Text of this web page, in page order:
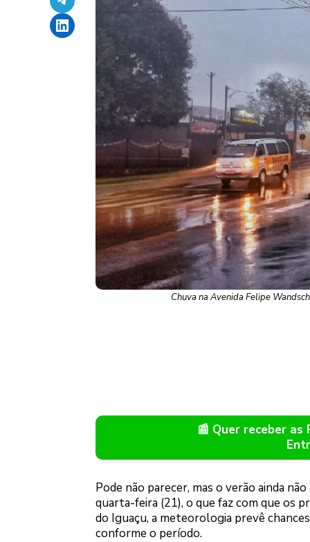
Share on LinkedIn
Chuva na Avenida Felipe
📰 Quer receber as
Pode não parecer, mas o verão ainda
quarta-feira (21), o que faz com que os
do Iguaçu, a meteorologia prevê
conforme o período.